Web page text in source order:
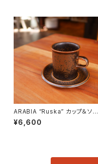
ARABIA “Ruska” カップ＆ソー
サー
¥6,600